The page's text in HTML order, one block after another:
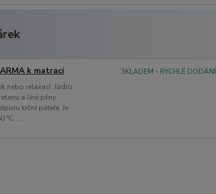
k matraci
nebo relaxaci. Jádro
a líné pěny.
krční páteře. Je
°C. ...
SKLADEM - RYCHLÉ DODÁNÍ